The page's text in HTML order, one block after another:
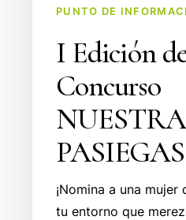
PUNTO DE
I Edición
Concurso
PASIEGAS
¡Nomina a una
tu entorno que